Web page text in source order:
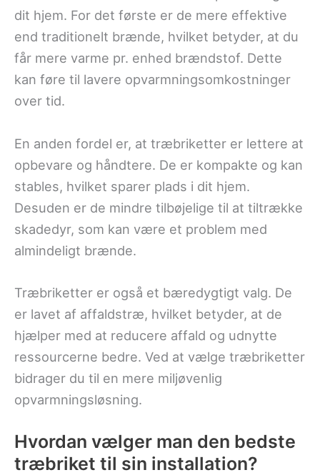
dit hjem. For det første er de mere effektive
end traditionelt brænde, hvilket betyder, at du
får mere varme pr. enhed brændstof. Dette
kan føre til lavere opvarmningsomkostninger
over tid.
En anden fordel er, at træbriketter er lettere at
opbevare og håndtere. De er kompakte og kan
stables, hvilket sparer plads i dit hjem.
Desuden er de mindre tilbøjelige til at tiltrække
skadedyr, som kan være et problem med
almindeligt brænde.
Træbriketter er også et bæredygtigt valg. De
er lavet af affaldstræ, hvilket betyder, at de
hjælper med at reducere affald og udnytte
ressourcerne bedre. Ved at vælge træbriketter
bidrager du til en mere miljøvenlig
opvarmningsløsning.
Hvordan vælger man den bedste
træbriket til sin installation?